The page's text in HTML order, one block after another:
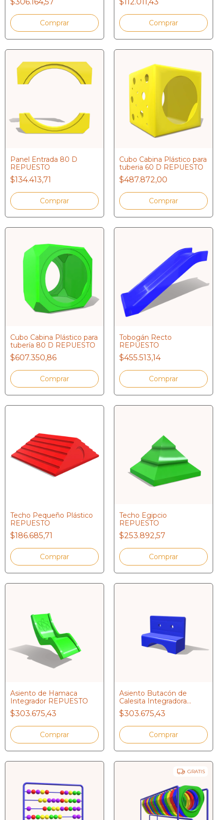
Panel Entrada 80 D
REPUESTO
$134.413,71
Cubo Cabina Plástico para
tuberia 60 D REPUESTO
$487.872,00
Cubo Cabina Plástico para
tubería 80 D REPUESTO
$607.350,86
Tobogán Recto
REPUESTO
$455.513,14
Techo Pequeño Plástico
REPUESTO
$186.685,71
Techo Egipcio
REPUESTO
$253.892,57
Asiento de Hamaca
Integrador REPUESTO
$303.675,43
Asiento Butacón de
Calesita Integradora
REPUESTO
$303.675,43
GRATIS